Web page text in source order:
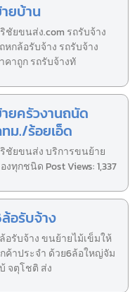
ยบ้าน
ชัยขนส่ง.com รถรับจ้าง
หกล้อรับจ้าง รถรับจ้าง
คาถูก รถรับจ้างทั
ยครัวงานถนัด
ม./ร้อยเอ็ด
ชัยขนส่ง บริการขนย้าย
งทุกชนิด Post Views: 1,337
อรับจ้าง
อรับจ้าง ขนย้ายไม้เข็มให้
ค้าประจำ ด้วย6ล้อใหญ่จัม
จตุโชติ ส่ง